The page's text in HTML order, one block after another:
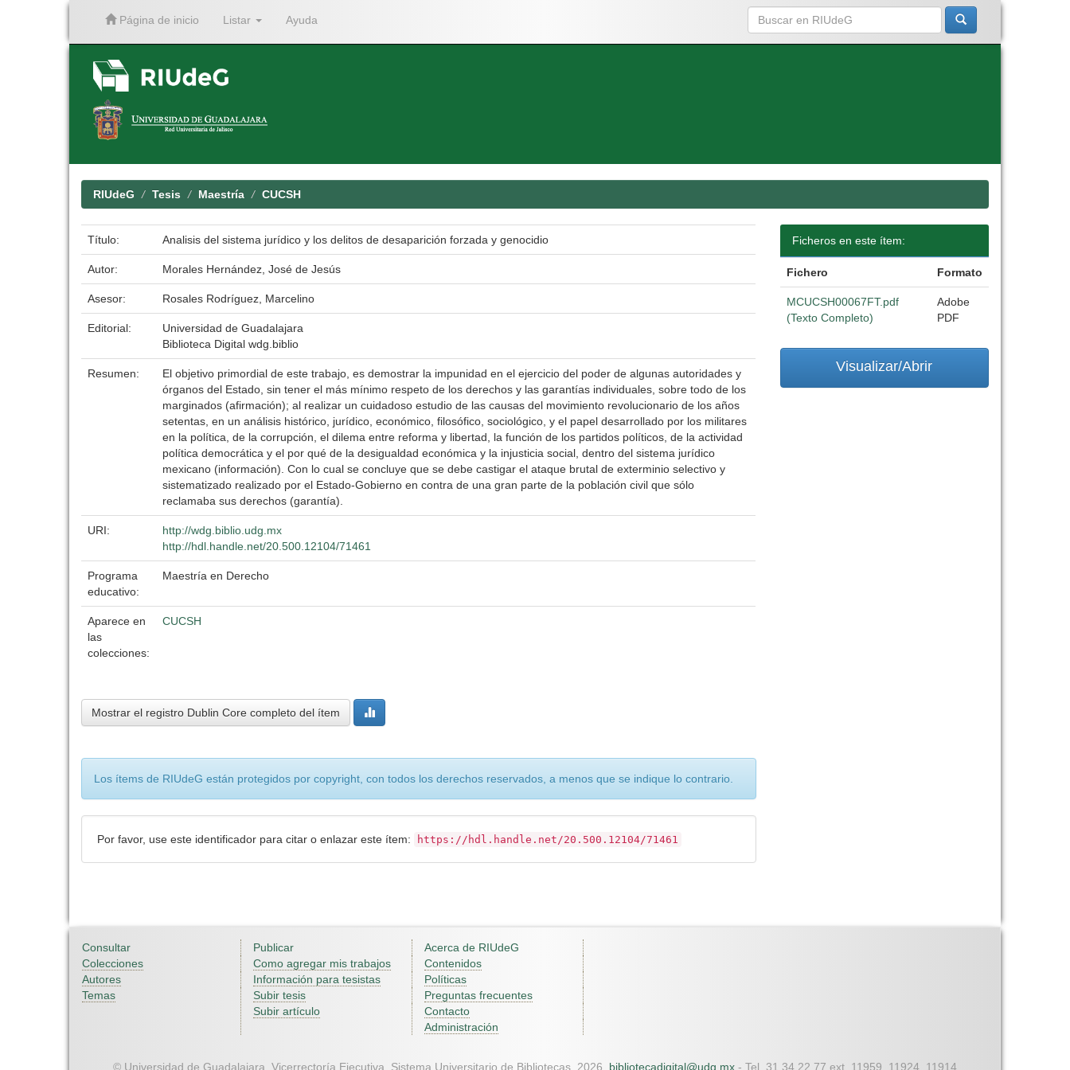
Página de inicio Listar Ayuda
RIUdeG Tesis Maestría CUCSH
Título: Analisis del sistema jurídico y los delitos de desaparición forzada y genocidio
Autor: Morales Hernández, José de Jesús
Asesor: Rosales Rodríguez, Marcelino
Editorial:
Universidad de Guadalajara
Biblioteca Digital wdg.biblio
Resumen:
El objetivo primordial de este trabajo, es demostrar la impunidad en el ejercicio del poder de algunas autoridades y
órganos del Estado, sin tener el más mínimo respeto de los derechos y las garantías individuales, sobre todo de los
marginados (afirmación); al realizar un cuidadoso estudio de las causas del movimiento revolucionario de los años
setentas, en un análisis histórico, jurídico, económico, filosófico, sociológico, y el papel desarrollado por los militares
en la política, de la corrupción, el dilema entre reforma y libertad, la función de los partidos políticos, de la actividad
política democrática y el por qué de la desigualdad económica y la injusticia social, dentro del sistema jurídico
mexicano (información). Con lo cual se concluye que se debe castigar el ataque brutal de exterminio selectivo y
sistematizado realizado por el Estado-Gobierno en contra de una gran parte de la población civil que sólo
reclamaba sus derechos (garantía).
URI:
http://wdg.biblio.udg.mx
http://hdl.handle.net/20.500.12104/71461
Programa
educativo:
Maestría en Derecho
Aparece en
las
colecciones:
CUCSH
Mostrar el registro Dublin Core completo del ítem
Los ítems de RIUdeG están protegidos por copyright, con todos los derechos reservados, a menos que se indique lo contrario.
Por favor, use este identificador para citar o enlazar este ítem: https://hdl.handle.net/20.500.12104/71461
Ficheros en este ítem:
Fichero Formato
MCUCSH00067FT.pdf
(Texto Completo)
Adobe
PDF
Visualizar/Abrir
Consultar
Colecciones
Autores
Temas
Publicar
Como agregar mis trabajos
Información para tesistas
Subir tesis
Subir artículo
Acerca de RIUdeG
Contenidos
Políticas
Preguntas frecuentes
Contacto
Administración
© Universidad de Guadalajara. Vicerrectoría Ejecutiva. Sistema Universitario de Bibliotecas. 2026. bibliotecadigital@udg.mx - Tel. 31 34 22 77 ext. 11959, 11924, 11914